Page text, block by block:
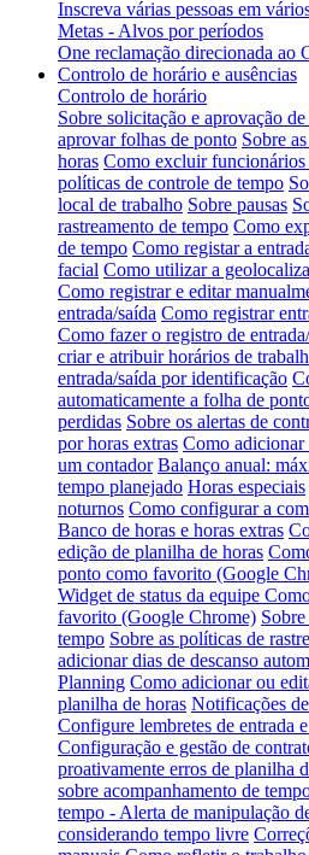
Inscreva várias pessoas em
Metas - Alvos por períodos
One reclamação direcionada ao
Controlo de horário e ausências
Controlo de horário
Sobre solicitação e aprovação
aprovar folhas de ponto Sobre
horas Como excluir
políticas de controle de tempo
local de trabalho Sobre pausas
rastreamento de tempo Como
de tempo Como registar a
facial Como utilizar a
Como registrar e editar
entrada/saída Como registrar
Como fazer o registro de
criar e atribuir horários de
entrada/saída por identificação
automaticamente a folha de
perdidas Sobre os alertas de
por horas extras Como adicionar
um contador Balanço anual:
tempo planejado Horas especiais
noturnos Como configurar a
Banco de horas e horas extras
edição de planilha de horas
ponto como favorito (Google
Widget de status da equipe
favorito (Google Chrome)
tempo Sobre as políticas de
adicionar dias de descanso
Planning Como adicionar ou
planilha de horas Notificações
Configure lembretes de entrada
Configuração e gestão de
proativamente erros de planilha
sobre acompanhamento de
tempo - Alerta de manipulação
considerando tempo livre